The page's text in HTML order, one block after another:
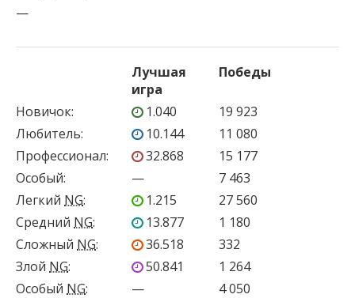
—
Лучшая
игра
Победы
Новичок: 1.040
19 923
Любитель: 10.144
11 080
Профессионал: 32.868
15 177
Особый: —
7 463
Легкий NG: 1.215
27 560
Средний NG: 13.877
1 180
Сложный NG: 36.518
332
Злой NG: 50.841
1 264
Особый NG: —
4 050